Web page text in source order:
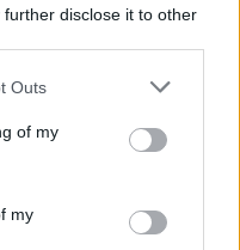
further disclose it to other
one or more Google
You may click to
its third-party tags to
in below Google
Outs
of my
my
ευρήματα είναι